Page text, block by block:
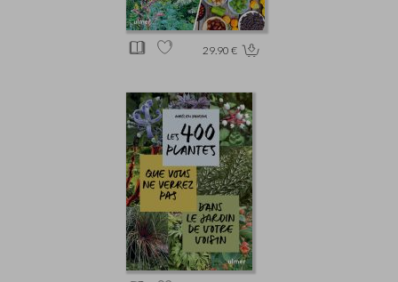
29.90 €